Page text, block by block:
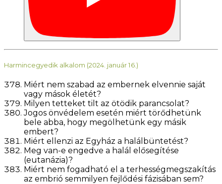
Harmincegyedik alkalom (2024. január 16.)
Miért nem szabad az embernek elvennie saját
vagy mások életét?
Milyen tetteket tilt az ötödik parancsolat?
Jogos önvédelem esetén miért törődhetünk
bele abba, hogy megölhetünk egy másik
embert?
Miért ellenzi az Egyház a halálbüntetést?
Meg van-e engedve a halál elősegítése
(eutanázia)?
Miért nem fogadható el a terhességmegszakítás
az embrió semmilyen fejlődési fázisában sem?